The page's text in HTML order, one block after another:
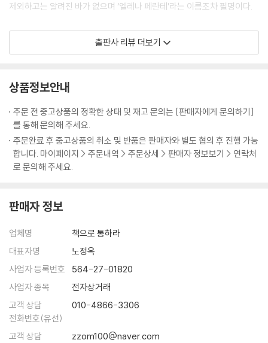
제외하고는 알려진 바가 없으며 ‘엘레나 페란테’라는 이름조차 필명이다.
페란테는 1,600페이지 분량의 ‘나폴리 4부작’이 자신의 우정에서 비롯되
었으며 나폴리를 배경으로 두 여자의 우정과 삶을 매우 강렬하게 또 망설
페란테는 ‘나폴리 4부작’ 중 『잃어버린 아이 이야기』로 2016년 맨부커 인
터내셔널상 최종 후보에 올랐으며, 2015년에는 이탈리아의 최고 문학상
스트레가상의 후보로 오르기도 했다. 그러나 페란테는 모든 행사에 불참했
으며 서면으로만 수상 소감을 밝혔다. 페란테가 스트레가상 후보에 올랐을
당시 이탈리아 작가 로베르토 사비아노는 시상식에 참석해줄 것을 『라 리
퍼블리카』를 통해 공개적으로 요청했으나 페란테는 감사의 인사만 전했을
페란테는 작가에 관한 모든 것은 소설 안에 있다고 말한다. 작가는 TV 출
이다. 페란테는『더 패리스 리뷰』와의 서면 인터뷰에서도, 미디어가 작가의
명성만을 따를 뿐 책 자체나 작품의 가치에는 신경을 쓰지 않는다고 꼬집
는다. 문학적 전통과 기법 등 오랜 시간 동안 집약되어 문학안에 포함된 집
“책은 한 번 출간되고 나면 그 이후부터 저자는 필요 없다고 믿습니다. 만
약 책에 대해 무언가 할 말이 남아 있다면 저자가 독자를 찾아나서겠지만,
남아 있지 않다면 굳이 나설 필요가 없기 때문입니다.”
출판사 리뷰 더보기
상품정보안내
주문 전 중고상품의 정확한 상태 및 재고 문의는 [판매자에게 문의하기]
를 통해 문의해 주세요.
주문완료 후 중고상품의 취소 및 반품은 판매자와 별도 협의 후 진행 가능
합니다. 마이페이지 > 주문내역 > 주문상세 > 판매자 정보보기 > 연락처
로 문의해 주세요.
판매자 정보
업체명
책으로 통하라
대표자명
노정옥
사업자 등록번호
564-27-01820
사업자 종목
전자상거래
고객 상담
전화번호(유선)
010-4866-3306
고객 상담
zzom100@naver.com